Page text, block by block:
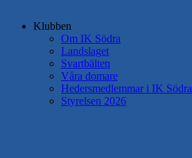
Klubben
Om IK Södra
Landslaget
Svartbälten
Våra domare
Hedersmedlemmar i IK Södra
Styrelsen 2026